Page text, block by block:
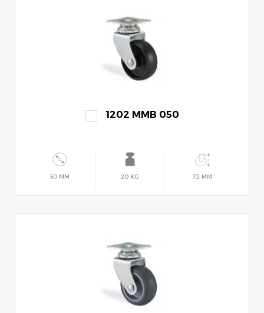
1202 MMB 050
50 MM 20 KG 72 MM